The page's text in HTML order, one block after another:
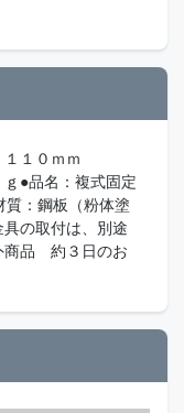
１０ｍｍ
ｇ●品名：複式固定
：鋼板（粉体塗
の取付は、別途
商品 約３日のお